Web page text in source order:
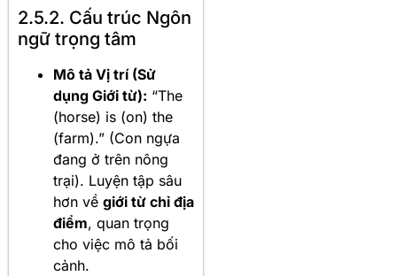
2.5.2. Cấu trúc Ngôn
ngữ trọng tâm
Mô tả Vị trí (Sử
dụng Giới từ): “The
(horse) is (on) the
(farm).” (Con ngựa
đang ở trên nông
trại). Luyện tập sâu
hơn về giới từ chỉ địa
điểm, quan trọng
cho việc mô tả bối
cảnh.